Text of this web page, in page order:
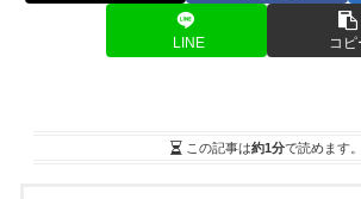
LINE コピ
この記事は約1分で読めます。